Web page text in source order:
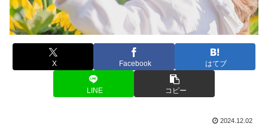
X Facebook はてブ
LINE コピー
2024.12.02